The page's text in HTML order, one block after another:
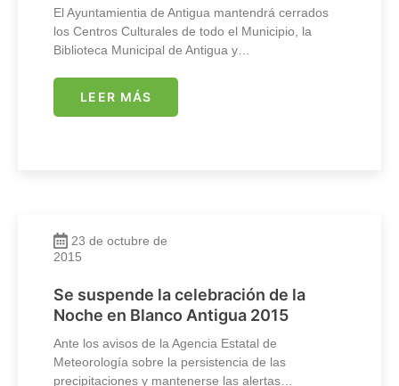
El Ayuntamientia de Antigua mantendrá cerrados
los Centros Culturales de todo el Municipio, la
Biblioteca Municipal de Antigua y…
LEER MÁS
23 de octubre de
2015
Se suspende la celebración de la
Noche en Blanco Antigua 2015
Ante los avisos de la Agencia Estatal de
Meteorología sobre la persistencia de las
precipitaciones y mantenerse las alertas…